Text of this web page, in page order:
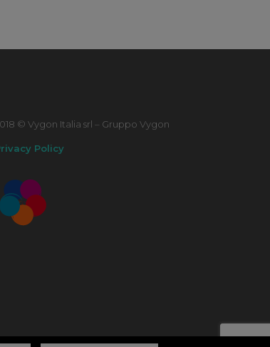
© Vygon Italia srl – Gruppo Vygon
Policy